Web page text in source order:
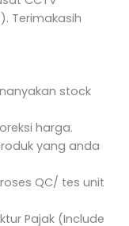
Terimakasih
stock
harga.
yang anda
QC/ tes unit
Pajak (Include